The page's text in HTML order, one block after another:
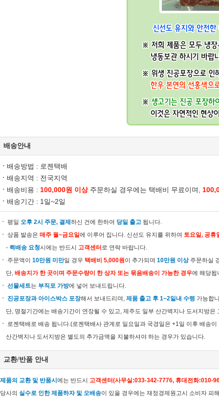
배송안내
ㆍ 배송방법 : 로젠택배
ㆍ 배송지역 : 전국지역
ㆍ 배송비용 : 100,000원 이상주문하실 경우에는 택배비 무료이며,
ㆍ 배송기간 : 1일~2일
ㆍ 평일 오후 2시 주문, 결제 하신 건에 한하여 당일 출고 됩니다.
ㆍ 상품 발송은 매주 월~금요일에 이루어 집니다. 신선도 유지를 위하여 토요일, 공휴
- 퀵배송 요청시에는 반드시 고객센터 로 연락 바랍니다.
ㆍ
주문액이 10만원 미만일 경우 택배비 5,000원이 추가되며 10만원 이상주문하실
단, 배송지가 한 곳이며 주문수량이 한 상자 또는 묶음배송이 가능한 경우에 해당됩
ㆍ 선물세트는 부직포 가방에 넣어 보내드립니다.
ㆍ
진공포장과 아이스박스 포장해서 보내드리며, 제품 출고 후 1~2일내 수령 가능합
단, 명절기간에는 배송기간이 연장될 수 있고, 제주도 일부 산간벽지나 도서지방은
ㆍ
로젠택배로 배송 됩니다.(로젠택배사 관계로 일요일과 국경일은 +1일 이후 배송이
산간벽지나 도서지방은 별도의 추가금액을 지불하셔야 하는 경우가 있습니다.
교환/반품 안내
제품의 교환 및 반품시 에는 반드시 고객센터(사무실:033-342-7776, 휴대전화:010-
당사의 실수로 인한 제품하자 및 오배송이 있을 경우에는 재정경제원고시 소비자 피